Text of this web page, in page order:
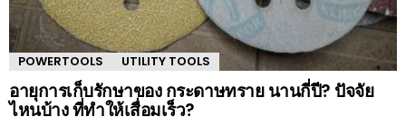
POWERTOOLS UTILITY TOOLS
อายุการเก็บรักษาของ กระดาษทราย นานกี่ปี? ปัจจัย
ไหนบ้าง ที่ทำให้เสื่อมเร็ว?